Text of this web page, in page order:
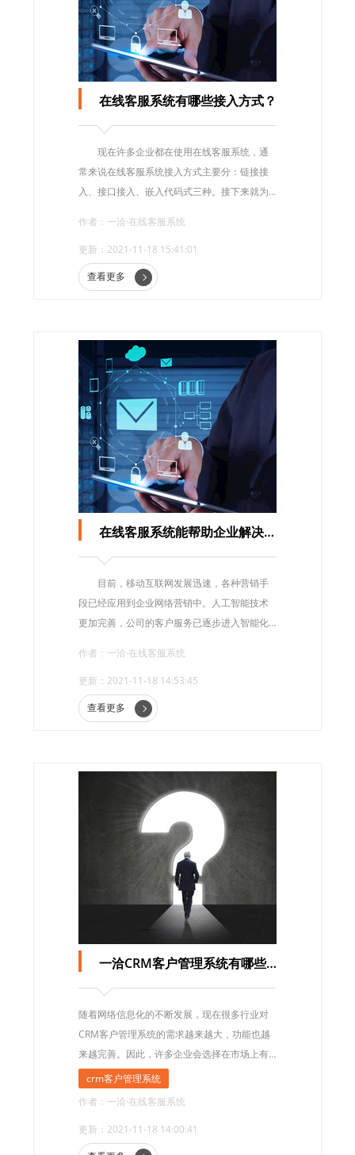
在线客服系统有哪些接入方式？
现在许多企业都在使用在线客服系统，通
常来说在线客服系统接入方式主要分：链接接
入、接口接入、嵌入代码式三种。接下来就为
于大家了解在线客服系统。
作者：一洽·在线客服系统
更新：2021-11-18 15:41:01
查看更多
在线客服系统能帮助企业解决什么问题？
目前，移动互联网发展迅速，各种营销手
段已经应用到企业网络营销中。人工智能技术
更加完善，公司的客户服务已逐步进入智能化
融合将在很大程度上解决公司销售工作中的问
题!那么，在线客服系统能帮助企业解决什么问
题呢?
作者：一洽·在线客服系统
更新：2021-11-18 14:53:45
查看更多
一洽CRM客户管理系统有哪些功能
随着网络信息化的不断发展，现在很多行业对
CRM客户管理系统的需求越来越大，功能也越
来越完善。因此，许多企业会选择在市场上有
良好信誉和实力的服务提供商。在这里为大家
crm客户管理系统
作者：一洽·在线客服系统
更新：2021-11-18 14:00:41